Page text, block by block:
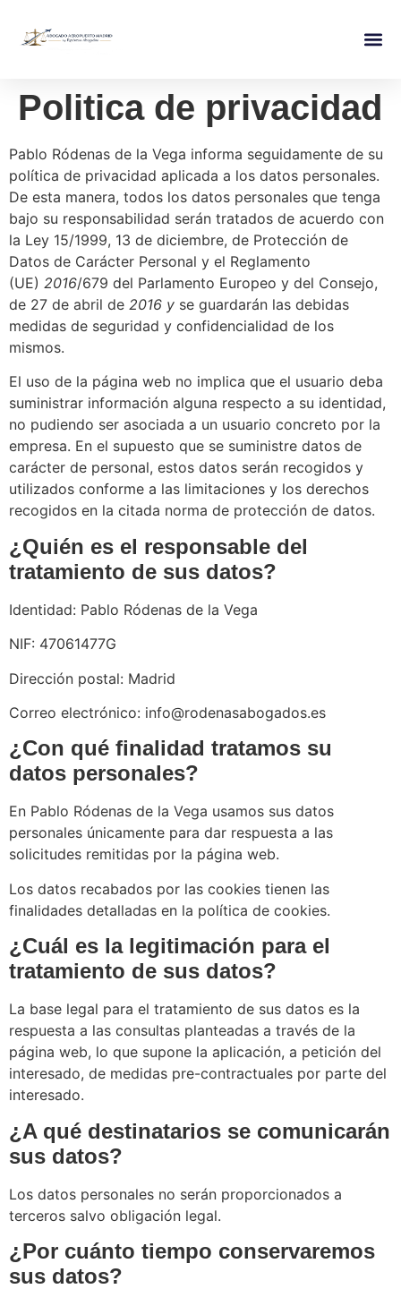
Politica de privacidad
Pablo Ródenas de la Vega informa seguidamente de su
política de privacidad aplicada a los datos personales.
De esta manera, todos los datos personales que tenga
bajo su responsabilidad serán tratados de acuerdo con
la Ley 15/1999, 13 de diciembre, de Protección de
Datos de Carácter Personal y el Reglamento
(UE) 2016/679 del Parlamento Europeo y del Consejo,
de 27 de abril de 2016 y se guardarán las debidas
medidas de seguridad y confidencialidad de los
mismos.
El uso de la página web no implica que el usuario deba
suministrar información alguna respecto a su identidad,
no pudiendo ser asociada a un usuario concreto por la
empresa. En el supuesto que se suministre datos de
carácter de personal, estos datos serán recogidos y
utilizados conforme a las limitaciones y los derechos
recogidos en la citada norma de protección de datos.
¿Quién es el responsable del
tratamiento de sus datos?
Identidad: Pablo Ródenas de la Vega
NIF: 47061477G
Dirección postal: Madrid
Correo electrónico: info@rodenasabogados.es
¿Con qué finalidad tratamos su
datos personales?
En Pablo Ródenas de la Vega usamos sus datos
personales únicamente para dar respuesta a las
solicitudes remitidas por la página web.
Los datos recabados por las cookies tienen las
finalidades detalladas en la política de cookies.
¿Cuál es la legitimación para el
tratamiento de sus datos?
La base legal para el tratamiento de sus datos es la
respuesta a las consultas planteadas a través de la
página web, lo que supone la aplicación, a petición del
interesado, de medidas pre-contractuales por parte del
interesado.
¿A qué destinatarios se comunicarán
sus datos?
Los datos personales no serán proporcionados a
terceros salvo obligación legal.
¿Por cuánto tiempo conservaremos
sus datos?